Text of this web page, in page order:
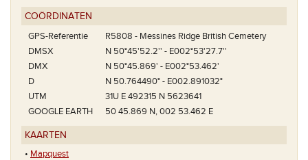
COÖRDINATEN
GPS-Referentie
R5808 - Messines Ridge British Cemetery
DMSX
N 50°45'52.2'' - E002°53'27.7''
DMX
N 50°45.869' - E002°53.462'
D
N 50.764490° - E002.891032°
UTM
31U E 492315 N 5623641
GOOGLE EARTH
50 45.869 N, 002 53.462 E
KAARTEN
• Mapquest